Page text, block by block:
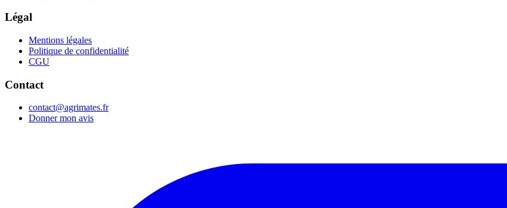
Légal
Mentions légales
Politique de confidentialité
CGU
Contact
contact@agrimates.fr
Donner mon avis